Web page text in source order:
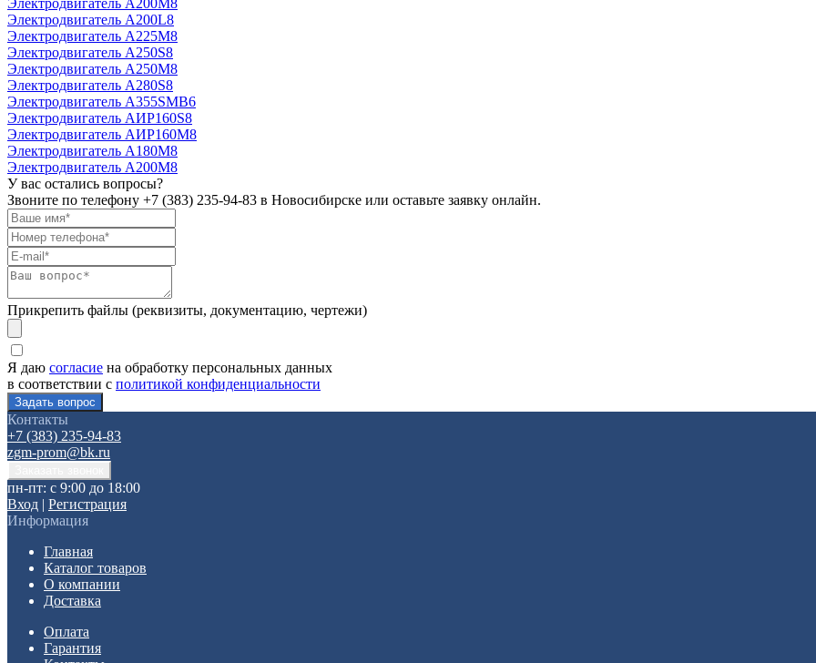
Электродвигатель А200М8
Электродвигатель А200L8
Электродвигатель А225М8
Электродвигатель А250S8
Электродвигатель А250М8
Электродвигатель А280S8
Электродвигатель А355SМВ6
Электродвигатель АИР160S8
Электродвигатель АИР160М8
Электродвигатель А180М8
Электродвигатель А200М8
У вас остались вопросы?
Звоните по телефону +7 (383) 235-94-83 в Новосибирске или оставьте заявку онлайн.
Прикрепить файлы (реквизиты, документацию, чертежи)
Я даю согласие на обработку персональных данных
в соответствии с политикой конфиденциальности
Контакты
+7 (383) 235-94-83
zgm-prom@bk.ru
пн-пт: с 9:00 до 18:00
Вход | Регистрация
Информация
Главная
Каталог товаров
О компании
Доставка
Оплата
Гарантия